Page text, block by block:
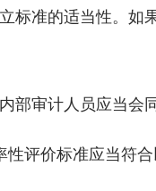
准的适当性。如
审计人员应当会同
价标准应当符合